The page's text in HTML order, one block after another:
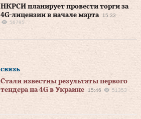
НКРСИ планирует провести торги за
4G-лицензии в начале марта
15:33
56795
связь
Стали известны результаты первого
тендера на 4G в Украине
15:46 51353